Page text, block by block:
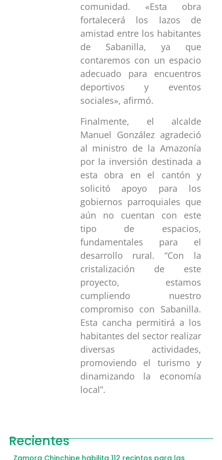
comunidad. «Esta obra
fortalecerá los lazos de
amistad entre los habitantes
de Sabanilla, ya que
contaremos con un espacio
adecuado para encuentros
deportivos y eventos
sociales», afirmó.
Finalmente, el alcalde
Manuel González agradeció
al ministro de la Amazonía
por la inversión destinada a
esta obra en el cantón y
solicitó apoyo para los
gobiernos parroquiales que
aún no cuentan con este
tipo de espacios,
fundamentales para el
desarrollo rural. “Con la
cristalización de este
proyecto, estamos
cumpliendo nuestro
compromiso con Sabanilla.
Esta cancha permitirá a los
habitantes del sector realizar
diversas actividades,
promoviendo el turismo y
dinamizando la economía
local”.
Recientes